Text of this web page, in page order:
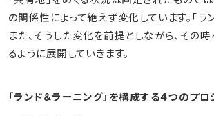
の関係性によって絶えず変化しています。「ラ
また、そうした変化を前提としながら、その
るように展開していきます。
「ランド＆ラーニング」を構成する４つのプロ